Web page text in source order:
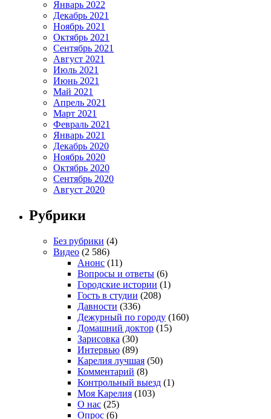
Январь 2022
Декабрь 2021
Ноябрь 2021
Октябрь 2021
Сентябрь 2021
Август 2021
Июль 2021
Июнь 2021
Май 2021
Апрель 2021
Март 2021
Февраль 2021
Январь 2021
Декабрь 2020
Ноябрь 2020
Октябрь 2020
Сентябрь 2020
Август 2020
Рубрики
Без рубрики (4)
Видео (2 586)
Анонс (11)
Вопросы и ответы (6)
Городские истории (1)
Гость в студии (208)
Давности (336)
Дежурный по городу (160)
Домашний доктор (15)
Зарисовка (30)
Интервью (89)
Карелия лучшая (50)
Комментарий (8)
Контрольный выезд (1)
Моя Карелия (103)
О нас (25)
Опрос (6)